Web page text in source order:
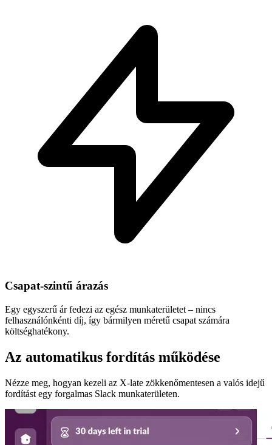
Csapat-szintű árazás
Egy egyszerű ár fedezi az egész munkaterületet – nincs
felhasználónkénti díj, így bármilyen méretű csapat számára
költséghatékony.
Az automatikus fordítás működése
Nézze meg, hogyan kezeli az X-late zökkenőmentesen a valós idejű
fordítást egy forgalmas Slack munkaterületen.